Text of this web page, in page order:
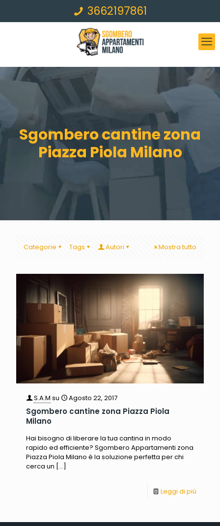
3662197861
Sgombero cantine zona
Piazza Piola Milano
Categorie Tags Autori Mostra tutto
S.A.M su Agosto 22, 2017
Sgombero cantine zona Piazza Piola
Milano
Hai bisogno di liberare la tua cantina in modo
rapido ed efficiente? Sgombero Appartamenti zona
Piazza Piola Milano è la soluzione perfetta per chi
cerca un […]
Leggi di più